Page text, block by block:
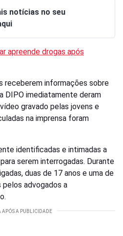
notícias no seu
apreende drogas após
receberem informações sobre
DIPO imediatamente deram
gravado pelas jovens e
na imprensa foram
identificadas e intimadas a
serem interrogadas. Durante
duas de 17 anos e uma de
pelos advogados a